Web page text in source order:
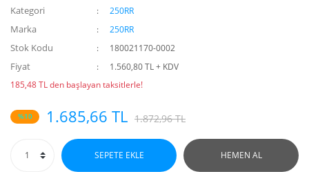
Kategori 250RR
Marka 250RR
Stok Kodu 180021170-0002
Fiyat
1.560,80 TL + KDV
185,48 TL den başlayan taksitlerle!
%10 1.685,66 TL 1.872,96 TL
SEPETE EKLE HEMEN AL